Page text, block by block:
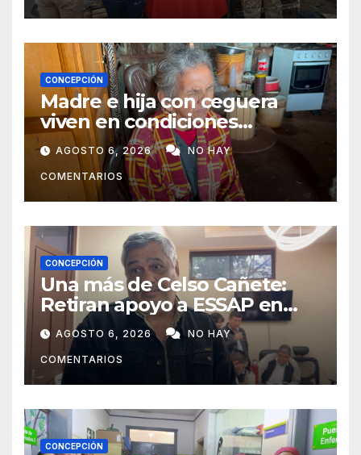
CONCEPCIÓN
Madre e hija con ceguera
viven en condiciones
precarias y vecinos impulsan
campaña solidaria para
ayudarlas
AGOSTO 6, 2026 NO HAY
COMENTARIOS
CONCEPCIÓN
Una más de Celso Cañete:
Retiran apoyo a ESSAP en
Concepción
AGOSTO 6, 2026 NO HAY
COMENTARIOS
CONCEPCIÓN